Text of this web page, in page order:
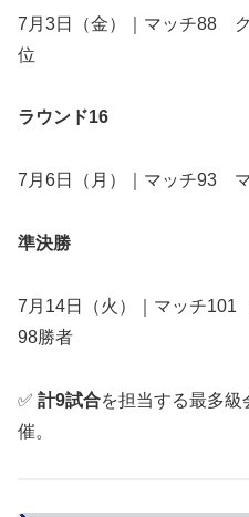
7月3日（金）｜マッチ88
位
ラウンド16
7月6日（月）｜マッチ93
準決勝
7月14日（火）｜マッチ
98勝者
✅ 計9試合を担当する最多級
催。